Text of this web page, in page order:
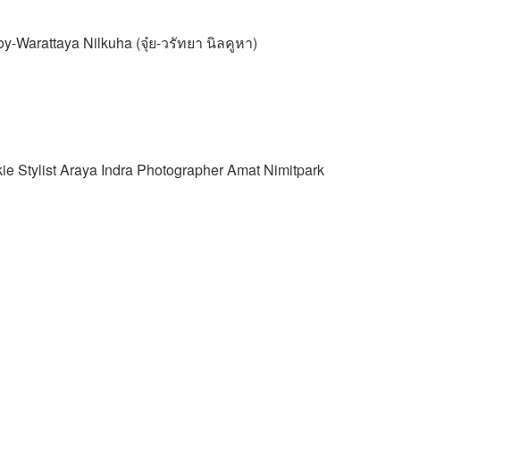
Warattaya Nilkuha (จุ๋ย-วรัทยา นิลคูหา)
Stylist Araya Indra Photographer Amat Nimitpark